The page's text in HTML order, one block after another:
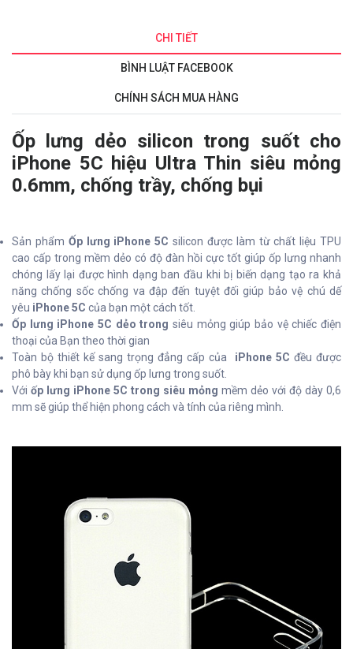
CHI TIẾT
BÌNH LUẬT FACEBOOK
CHÍNH SÁCH MUA HÀNG
Ốp lưng dẻo silicon trong suốt cho
iPhone 5C hiệu Ultra Thin siêu mỏng
0.6mm, chống trầy, chống bụi
Sản phẩm Ốp lưng iPhone 5Csilicon được làm từ chất liệu TPU
cao cấp trong mềm dẻo có độ đàn hồi cực tốt giúp ốp lưng nhanh
chóng lấy lại được hình dạng ban đầu khi bị biến dạng tạo ra khả
năng chống sốc chống va đập đến tuyệt đối giúp bảo vệ chú dế
yêu iPhone 5C của bạn một cách tốt.
Ốp lưng iPhone 5C dẻo trong siêu mỏng giúp bảo vệ chiếc điện
thoại của Bạn theo thời gian
Toàn bộ thiết kế sang trọng đẳng cấp của
iPhone 5C đều được
phô bày khi bạn sử dụng ốp lưng trong suốt.
Với ốp lưng iPhone 5C trong siêu mỏng mềm dẻo với độ dày 0,6
mm sẽ giúp thể hiện phong cách và tính của riêng mình.